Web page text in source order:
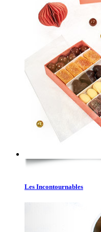
Les Incontournables